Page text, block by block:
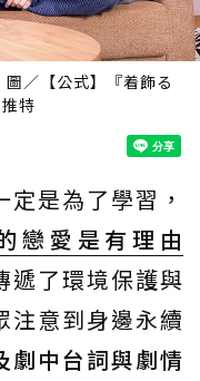
／【公式】『着飾る
特
是為了學習，
戀愛是有理由
遞了環境保護與
注意到身邊永續
劇中台詞與劇情